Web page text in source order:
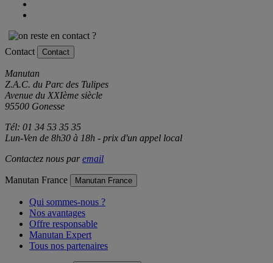
Contact Contact
Manutan
Z.A.C. du Parc des Tulipes
Avenue du XXIème siècle
95500 Gonesse
Tél: 01 34 53 35 35
Lun-Ven de 8h30 à 18h - prix d'un appel local
Contactez nous paremail
Manutan France Manutan France
Qui sommes-nous ?
Nos avantages
Offre responsable
Manutan Expert
Tous nos partenaires